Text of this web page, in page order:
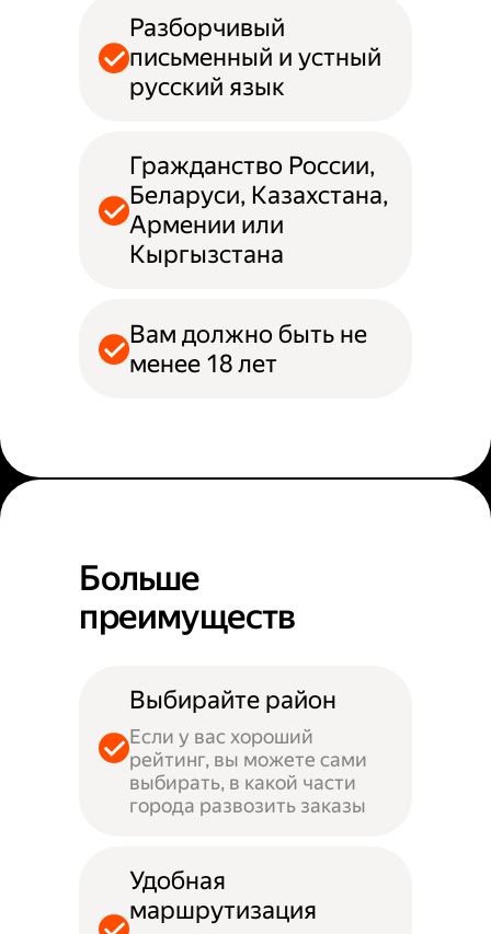
Разборчивый
письменный и устный
русский язык
Гражданство России,
Беларуси, Казахстана,
Армении или
Кыргызстана
Вам должно быть не
менее 18 лет
Больше
преимуществ
Выбирайте район
Если у вас хороший
рейтинг, вы можете сами
выбирать, в какой части
города развозить заказы
Удобная
маршрутизация